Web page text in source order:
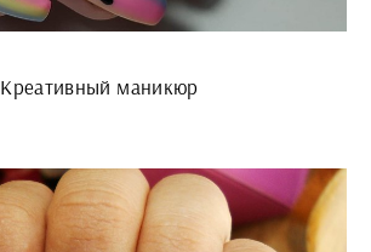
Креативный маникюр